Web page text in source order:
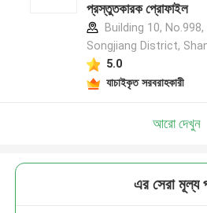
প্রস্তুতকারক প্রোফাইল
Building 10,
Songjiang District,
5.0
যাচাইকৃত সরবরাহকারী
আরো দেখুন
এর সেরা মূল্য